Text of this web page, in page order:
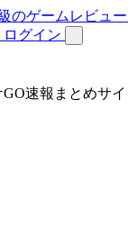
ログイン
速報まとめサイ